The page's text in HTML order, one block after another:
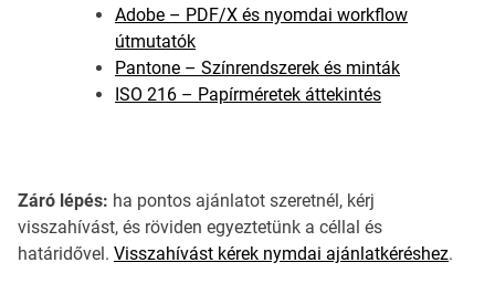
Adobe – PDF/X és nyomdai workflow
útmutatók
Pantone – Színrendszerek és minták
ISO 216 – Papírméretek áttekintés
Záró lépés: ha pontos ajánlatot szeretnél, kérj
visszahívást, és röviden egyeztetünk a céllal és
határidővel. Visszahívást kérek nymdai ajánlatkéréshez.